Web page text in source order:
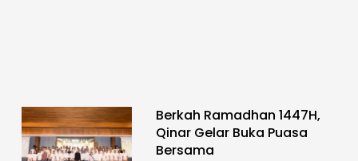
Berkah Ramadhan 1447H,
Qinar Gelar Buka Puasa
Bersama